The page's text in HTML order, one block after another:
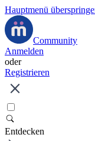
Hauptmenü
Community
Anmelden
oder
Registrieren
Entdecken